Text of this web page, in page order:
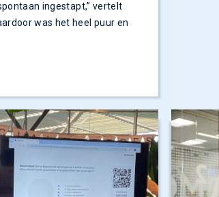
ingestapt,” vertelt
was het heel puur en